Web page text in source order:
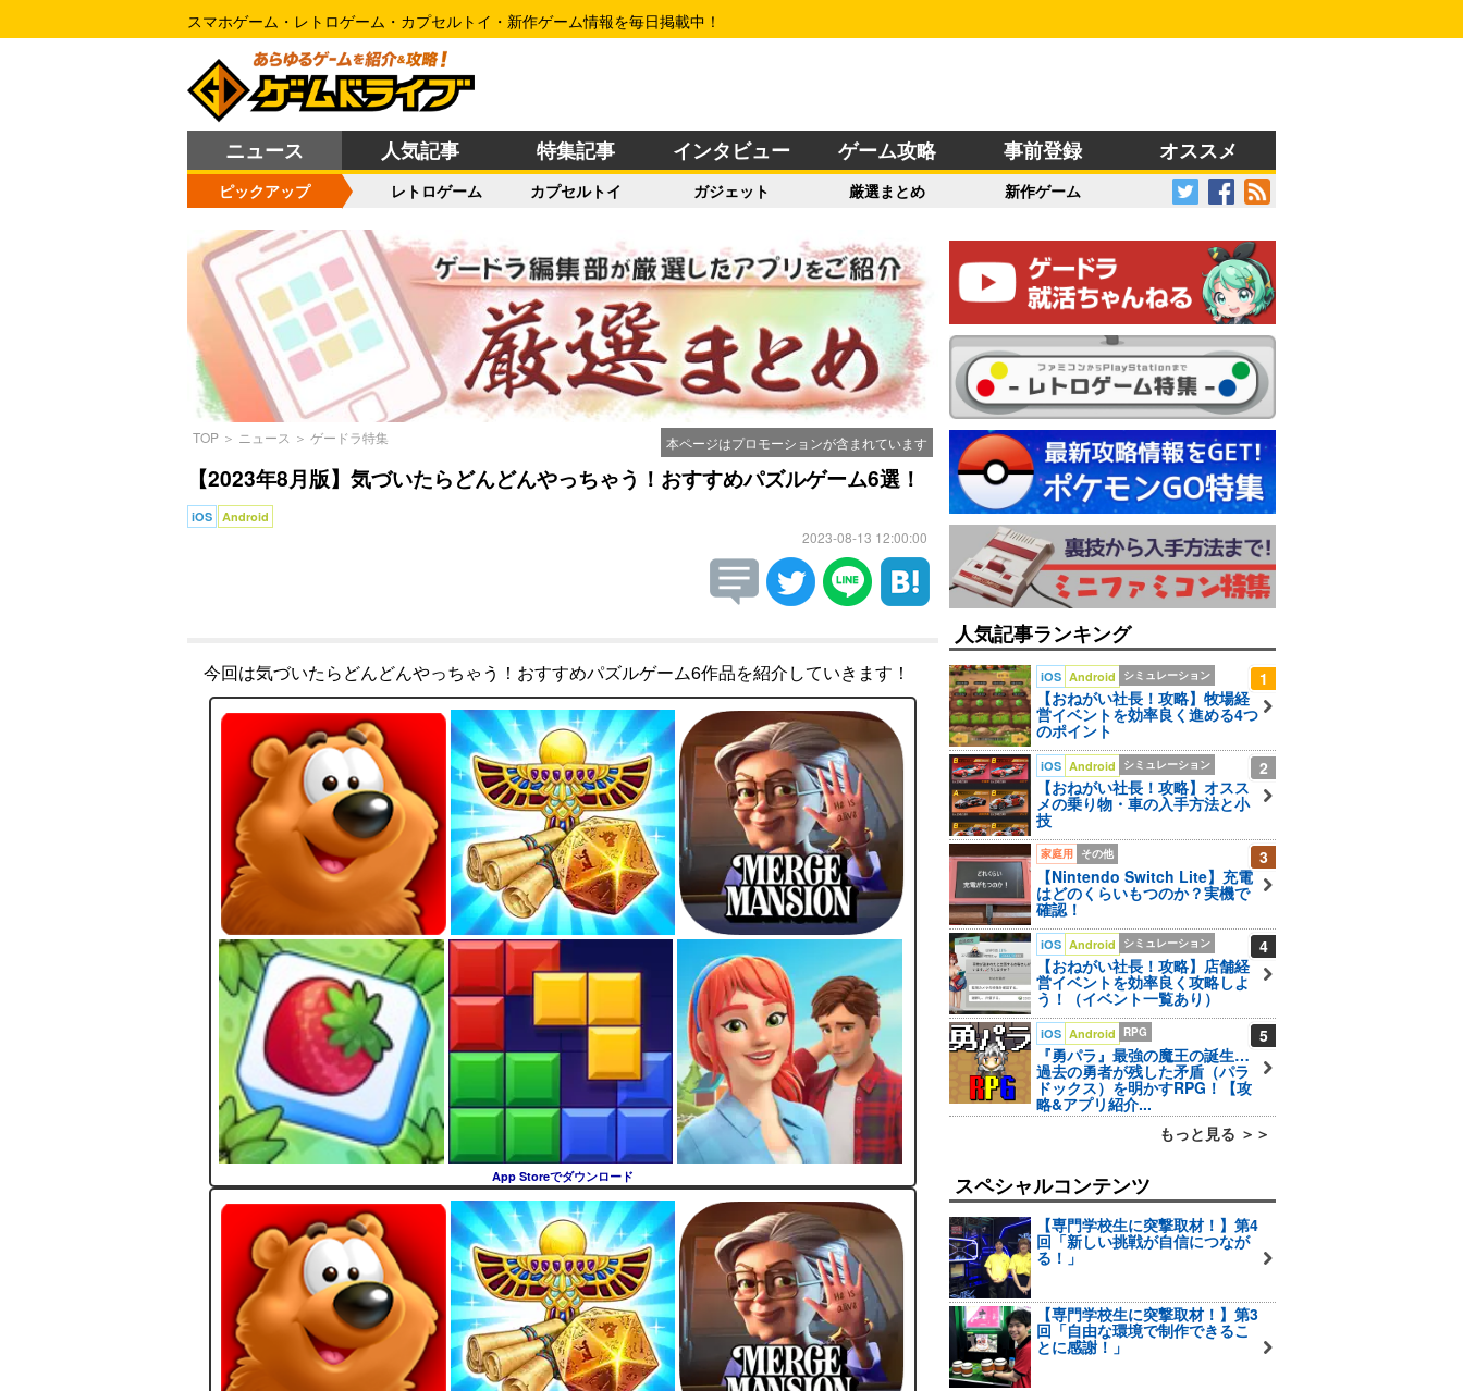
スマホゲーム・レトロゲーム・カプセルトイ・新作ゲーム情報を毎日掲載中！
ニュース 人気記事 特集記事 インタビュー ゲーム攻略 事前登録 オススメ
ピックアップ レトロゲーム カプセルトイ ガジェット 厳選まとめ 新作ゲーム
本ページはプロモーションが含まれています
TOP ＞ ニュース ＞ ゲードラ特集
【2023年8月版】気づいたらどんどんやっちゃう！おすすめパズルゲーム6選！
iOS Android
2023-08-13 12:00:00
今回は気づいたらどんどんやっちゃう！おすすめパズルゲーム6作品を紹介していきます！
App Storeでダウンロード
人気記事ランキング
1
iOS Android シミュレーション
【おねがい社長！攻略】牧場経
営イベントを効率良く進める4つ
のポイント
2
iOS Android シミュレーション
【おねがい社長！攻略】オスス
メの乗り物・車の入手方法と小
技
3
家庭用 その他
【Nintendo Switch Lite】充電
はどのくらいもつのか？実機で
確認！
4
iOS Android シミュレーション
【おねがい社長！攻略】店舗経
営イベントを効率良く攻略しよ
う！（イベント一覧あり）
5
iOS Android RPG
『勇パラ』最強の魔王の誕生…
過去の勇者が残した矛盾（パラ
ドックス）を明かすRPG！【攻
略&アプリ紹介...
もっと見る ＞＞
スペシャルコンテンツ
【専門学校生に突撃取材！】第4
回「新しい挑戦が自信につなが
る！」
【専門学校生に突撃取材！】第3
回「自由な環境で制作できるこ
とに感謝！」